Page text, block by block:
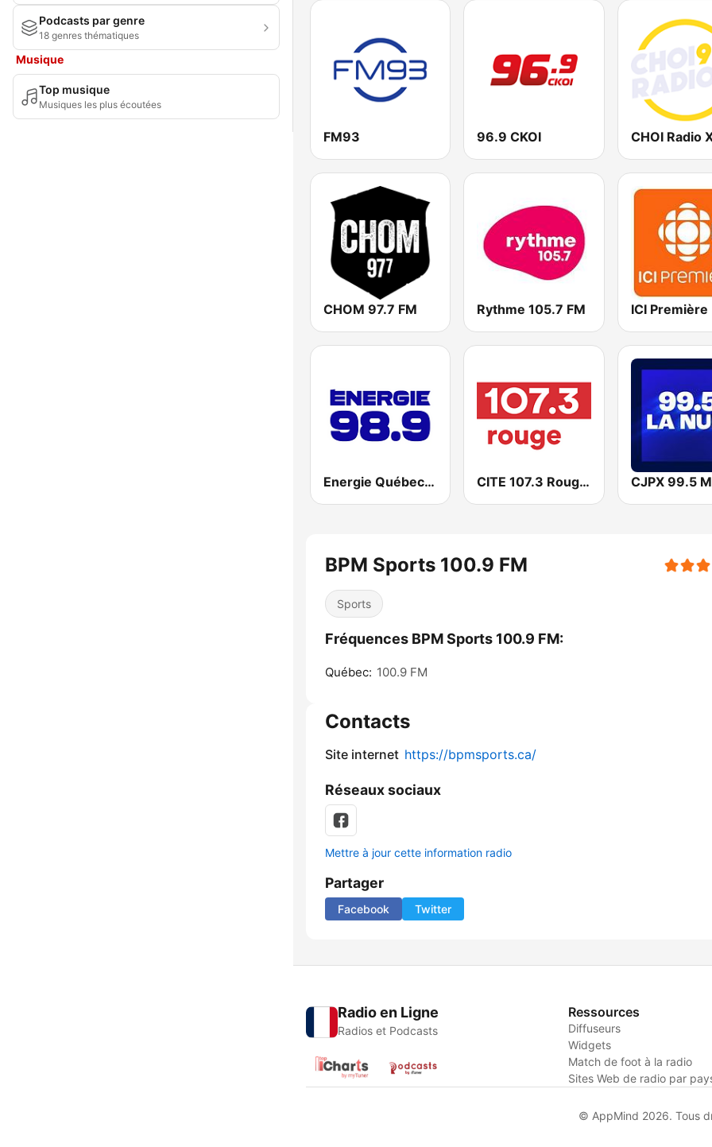
Podcasts par genre
18 genres thématiques
Musique
Top musique
Musiques les plus écoutées
FM93 96.9 CKOI
CHOM 97.7 FM Rythme 105.7 FM
Energie Québec 98.9 FM CITE 107.3 Rouge FM CJPX 99.5
BPM Sports 100.9 FM
Sports
Fréquences BPM Sports 100.9 FM:
Québec: 100.9 FM
Contacts
Site internet https://bpmsports.ca/
Réseaux sociaux
Mettre à jour cette information radio
Partager
Facebook Twitter
Radio en Ligne
Radios et Podcasts
Ressources
Diffuseurs
Widgets
Match de foot à la radio
Sites Web de radio par
© AppMind 2026. Tous